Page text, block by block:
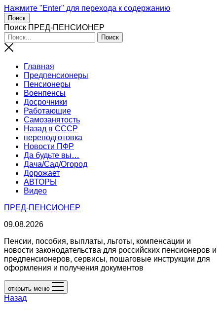
Нажмите "Enter" для перехода к содержанию
Поиск
Поиск ПРЕД-ПЕНСИОНЕР
Главная
Предпенсионеры
Пенсионеры
Военпенсы
Досрочники
Работающие
Самозанятость
Назад в СССР
переподготовка
Новости ПФР
Да будьте вы…
Дача/Сад/Огород
Дорожает
АВТОРЫ
Видео
ПРЕД-ПЕНСИОНЕР
09.08.2026
Пенсии, пособия, выплаты, льготы, компенсации и
новости законодательства для российских пенсионеров и
предпенсионеров, сервисы, пошаговые инструкции для
оформления и получения документов
открыть меню
Назад